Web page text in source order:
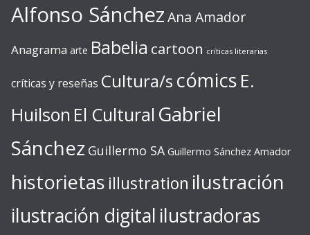
Alfonso SánchezAna Amador
Anagrama arte Babelia cartoon críticas literarias
críticas y reseñas Cultura/s cómics E.
Huilson El Cultural Gabriel
Sánchez Guillermo SA Guillermo Sánchez Amador
historietas illustration ilustración
ilustración digital ilustradoras